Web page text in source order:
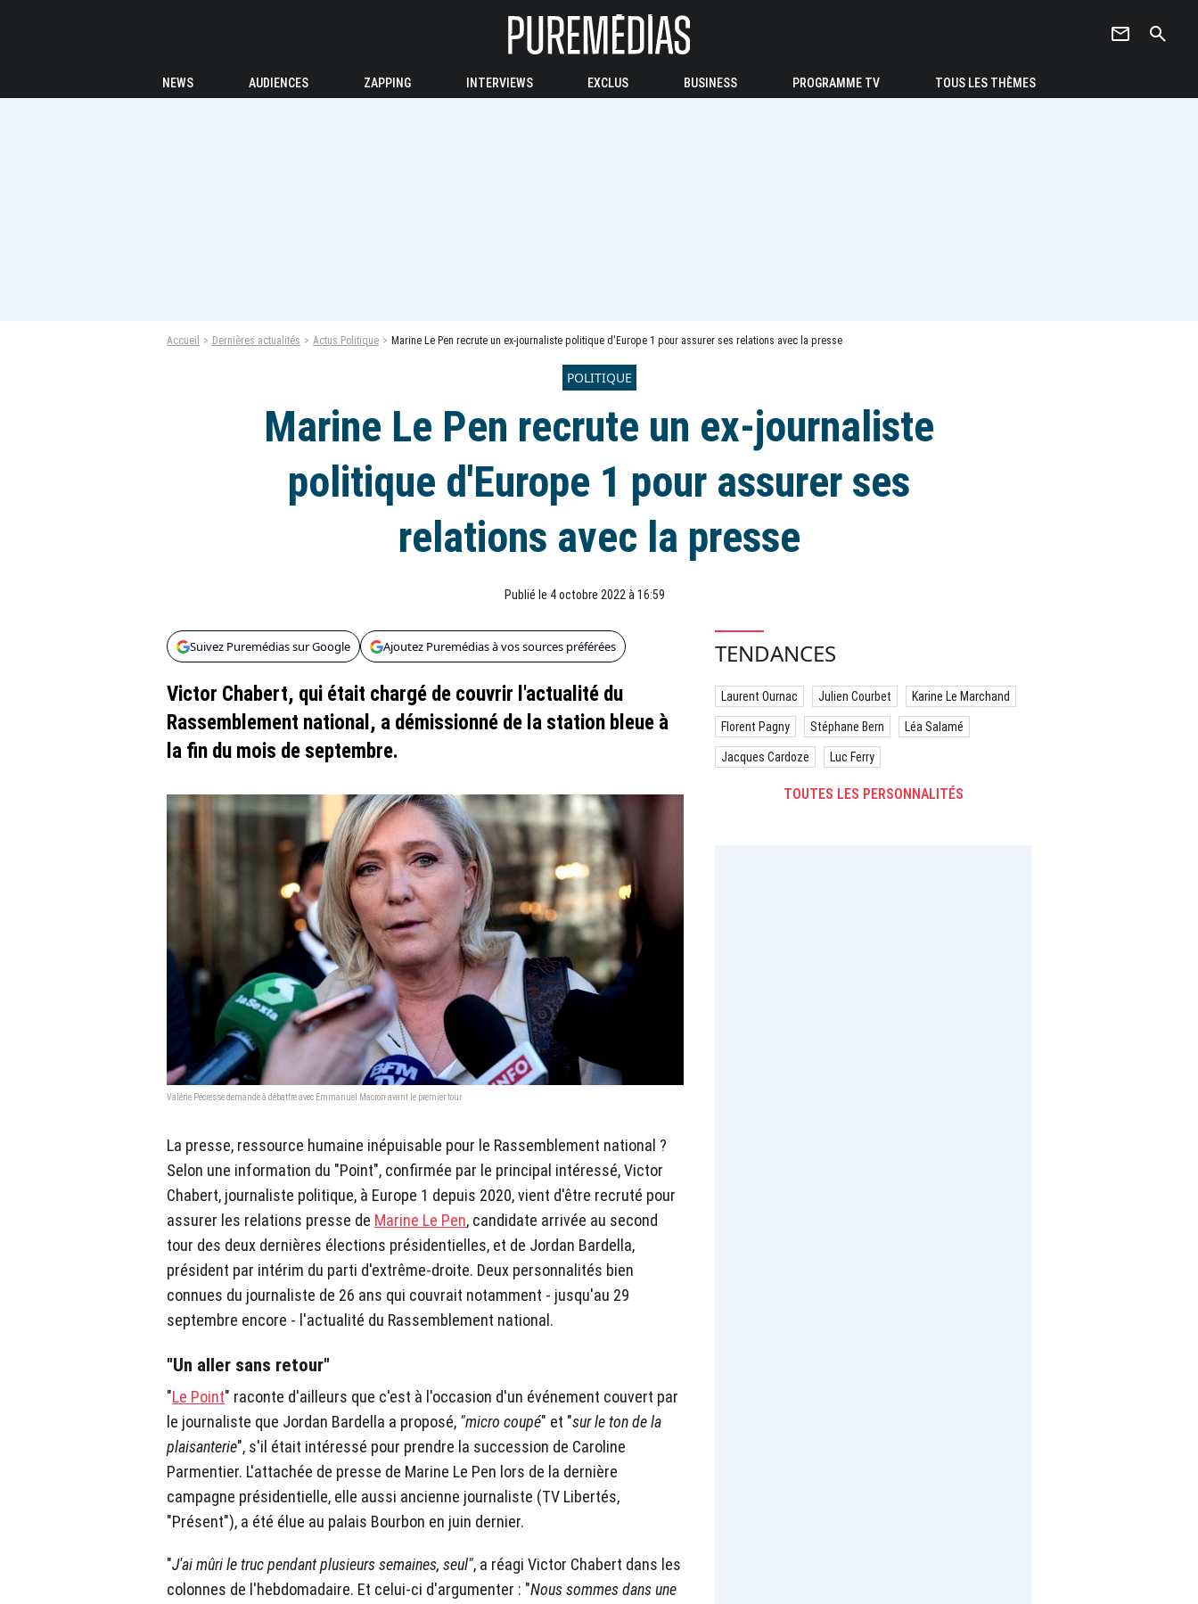
newsletter search
NEWS AUDIENCES ZAPPING INTERVIEWS EXCLUS BUSINESS PROGRAMME TV TOUS LES THÈMES
Accueil Dernières actualités Actus Politique Marine Le Pen recrute un ex-journaliste politique d'Europe 1 pour assurer ses relations avec la presse
POLITIQUE
Marine Le Pen recrute un ex-journaliste
politique d'Europe 1 pour assurer ses
relations avec la presse
Publié le 4 octobre 2022 à 16:59
Suivez Puremédias sur Google Ajoutez Puremédias à vos sources préférées
Victor Chabert, qui était chargé de couvrir l'actualité du
Rassemblement national, a démissionné de la station bleue à
la fin du mois de septembre.
Valérie Pécresse demande à débattre avec Emmanuel Macron avant le premier tour
La presse, ressource humaine inépuisable pour le Rassemblement national ?
Selon une information du "Point", confirmée par le principal intéressé, Victor
Chabert, journaliste politique, à Europe 1 depuis 2020, vient d'être recruté pour
assurer les relations presse de Marine Le Pen, candidate arrivée au second
tour des deux dernières élections présidentielles, et de Jordan Bardella,
président par intérim du parti d'extrême-droite. Deux personnalités bien
connues du journaliste de 26 ans qui couvrait notamment - jusqu'au 29
septembre encore - l'actualité du Rassemblement national.
"Un aller sans retour"
"Le Point" raconte d'ailleurs que c'est à l'occasion d'un événement couvert par
le journaliste que Jordan Bardella a proposé, "micro coupé" et "sur le ton de la
plaisanterie", s'il était intéressé pour prendre la succession de Caroline
Parmentier. L'attachée de presse de Marine Le Pen lors de la dernière
campagne présidentielle, elle aussi ancienne journaliste (TV Libertés,
"Présent"), a été élue au palais Bourbon en juin dernier.
"J'ai mûri le truc pendant plusieurs semaines, seul", a réagi Victor Chabert dans les
colonnes de l'hebdomadaire. Et celui-ci d'argumenter : "Nous sommes dans une
TENDANCES
Laurent Ournac Julien Courbet Karine Le Marchand
Florent Pagny Stéphane Bern Léa Salamé
Jacques Cardoze Luc Ferry
TOUTES LES PERSONNALITÉS